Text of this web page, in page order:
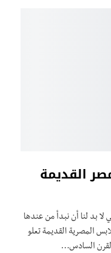
القديمة
لا بد لنا أن نبدأ من عندها
المصرية القديمة تعلو
السادس…